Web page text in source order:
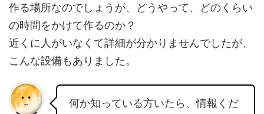
作る場所なのでしょうが、どうやって、どのくらい
の時間をかけて作るのか？
近くに人がいなくて詳細が分かりませんでしたが、
こんな設備もありました。
何か知っている方いたら、情報くだ